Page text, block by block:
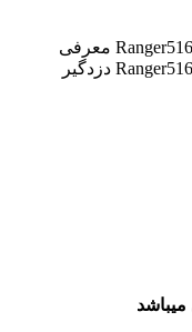
دزدگیر خودرو استیل میت مدل Ranger5163 Single معرفی
دزدگیر خودرو استیل میت مدل Ranger5163 Single دزدگیر